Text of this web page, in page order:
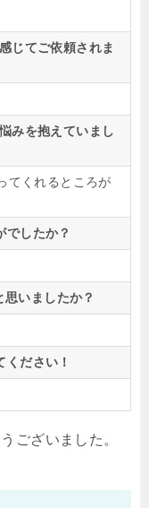
じてご依頼されま
みを抱えていまし
てくれるところが
でしたか？
いましたか？
ださい！
ございました。